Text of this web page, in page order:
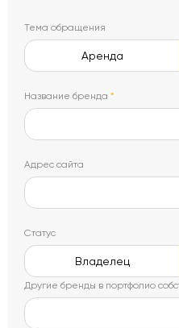
Тема обращения
Аренда
Название бренда *
Адрес сайта
Статус
Владелец
Другие бренды в портфолио